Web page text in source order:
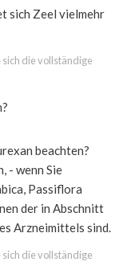
sich Zeel vielmehr
sich die vollständige
beachten?
- wenn Sie
Passiflora
der in Abschnitt
Arzneimittels sind.
sich die vollständige